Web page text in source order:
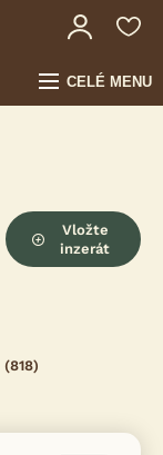
CELÉ MENU
Vložte
inzerát
(818)